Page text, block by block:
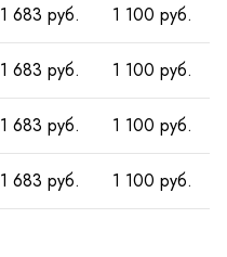
1 683 руб. 1 100 руб.
1 683 руб. 1 100 руб.
1 683 руб. 1 100 руб.
1 683 руб. 1 100 руб.